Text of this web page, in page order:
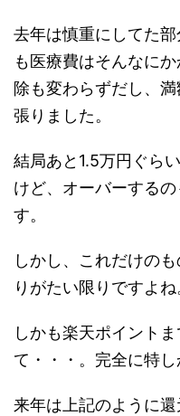
去年は慎重にしてた
も医療費はそんなに
除も変わらずだし、
張りました。
結局あと1.5万円ぐら
けど、オーバーする
す。
しかし、これだけの
りがたい限りですよね
しかも楽天ポイント
て・・・。完全に特
来年は上記のように